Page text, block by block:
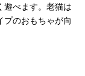
遊べます。老猫は
プのおもちゃが向